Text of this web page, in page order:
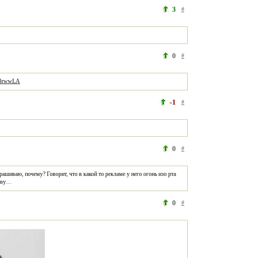
3 #
0 #
-1 #
0 #
почему? Говорит, что в какой то рекламе у него огонь изо рта
0 #